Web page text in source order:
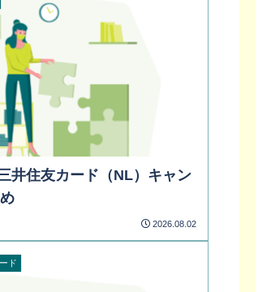
井住友カード（NL）キャン
2026.08.02
ド